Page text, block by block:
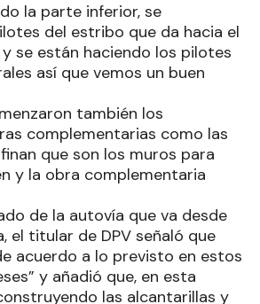
la parte inferior, se
del estribo que da hacia el
se están haciendo los pilotes
así que vemos un buen
también los
complementarias como las
que son los muros para
y la obra complementaria
de la autovía que va desde
el titular de DPV señaló que
acuerdo a lo previsto en estos
y añadió que, en esta
las alcantarillas y